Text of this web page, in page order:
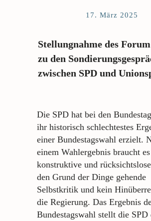
17. März 2025
Stellungnahme des
zu den
zwischen SPD und
Die SPD hat bei den
ihr historisch schlechtestes
einer Bundestagswahl erzielt.
einem Wahlergebnis braucht es
konstruktive und
den Grund der Dinge gehende
Selbstkritik und kein
die Regierung. Das Ergebnis
Bundestagswahl stellt die SPD